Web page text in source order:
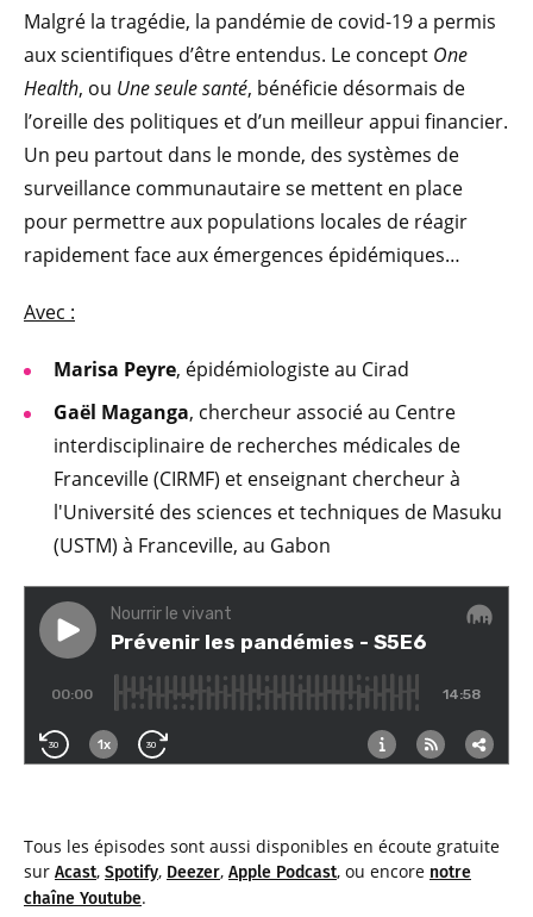
Tous les épisodes sont aussi disponibles en écoute gratuite
sur Acast, Spotify, Deezer, Apple Podcast, ou encore notre
chaîne Youtube.
Malgré la tragédie, la pandémie de covid-19 a permis
aux scientifiques d’être entendus. Le concept One
Health, ou Une seule santé, bénéficie désormais de
l’oreille des politiques et d’un meilleur appui financier.
Un peu partout dans le monde, des systèmes de
surveillance communautaire se mettent en place
pour permettre aux populations locales de réagir
rapidement face aux émergences épidémiques…
Avec :
Marisa Peyre, épidémiologiste au Cirad
Gaël Maganga, chercheur associé au Centre
interdisciplinaire de recherches médicales de
Franceville (CIRMF) et enseignant chercheur à
l'Université des sciences et techniques de Masuku
(USTM) à Franceville, au Gabon